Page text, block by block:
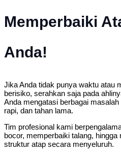
Memperbaiki
Anda!
Jika Anda tidak punya waktu atau
berisiko, serahkan saja pada
Anda mengatasi berbagai
rapi, dan tahan lama.
Tim profesional kami
bocor, memperbaiki talang,
struktur atap secara menyeluruh.